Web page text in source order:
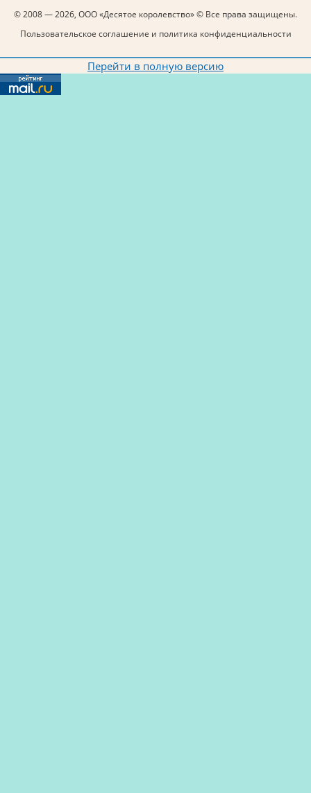
© 2008 — 2026, ООО «Десятое королевство» © Все права защищены.
Пользовательское соглашение и политика конфиденциальности
Перейти в полную версию